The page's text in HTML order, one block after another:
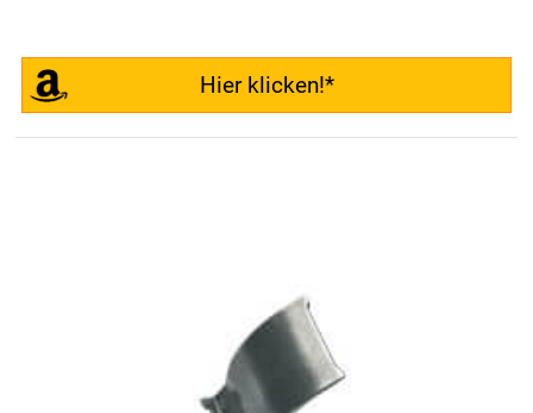
Hier klicken!*